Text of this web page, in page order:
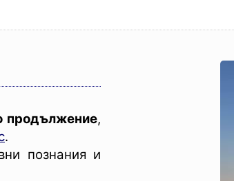
продължение,
.
познания и